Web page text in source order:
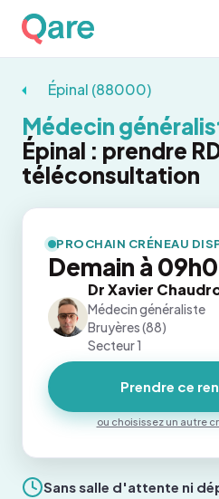
Épinal (88000)
Médecin
Épinal : prendre
téléconsultation
Sans salle d'attente ni
PROCHAIN CRÉNEAU
Demain à
Dr Xavier
Médecin généraliste
Bruyères (88)
Secteur 1
Prendre ce
ou choisissez un autre